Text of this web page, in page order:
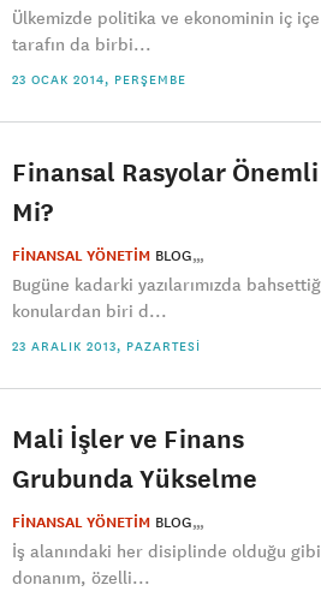
Ülkemizde politika ve ekonominin iç
tarafın da birbi...
23 OCAK 2014, PERŞEMBE
Finansal Rasyolar Önemli
Mi?
FİNANSAL YÖNETİM BLOG
Bugüne kadarki yazılarımızda
konulardan biri d...
23 ARALIK 2013, PAZARTESI
Mali İşler ve Finans
Grubunda Yükselme
FİNANSAL YÖNETİM BLOG
İş alanındaki her disiplinde olduğu
donanım, özelli...